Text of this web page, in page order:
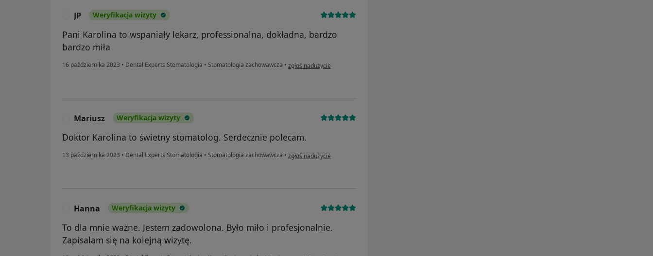
JP Weryfikacja wizyty
Pani Karolina to wspaniały lekarz, professionalna, dokładna, bardzo
bardzo miła
16 października 2023 • Dental Experts Stomatologia • Stomatologia zachowawcza • w opinii użytkownika JP
zgłoś nadużycie
Mariusz Weryfikacja wizyty
Doktor Karolina to świetny stomatolog. Serdecznie polecam.
13 października 2023 • Dental Experts Stomatologia • Stomatologia zachowawcza • w opinii użytkownika Mariusz
zgłoś nadużycie
Hanna Weryfikacja wizyty
To dla mnie ważne. Jestem zadowolona. Było miło i profesjonalnie.
Zapisalam się na kolejną wizytę.